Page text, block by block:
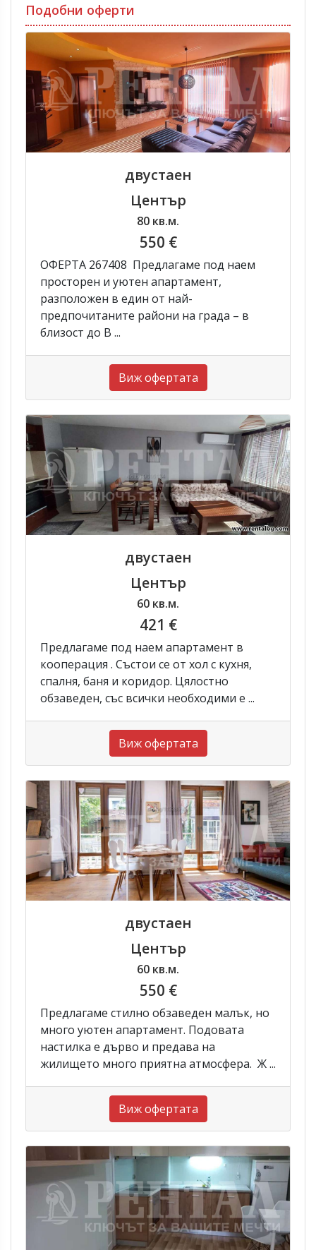
Подобни оферти
двустаен
Център
80 кв.м.
550 €
ОФЕРТА 267408 Предлагаме под наем
просторен и уютен апартамент,
разположен в един от най-
предпочитаните райони на града – в
близост до В ...
Виж офертата
двустаен
Център
60 кв.м.
421 €
Предлагаме под наем апартамент в
кооперация . Състои се от хол с кухня,
спалня, баня и коридор. Цялостно
обзаведен, със всички необходими е ...
Виж офертата
двустаен
Център
60 кв.м.
550 €
Предлагаме стилно обзаведен малък, но
много уютен апартамент. Подовата
настилка е дърво и предава на
жилището много приятна атмосфера. Ж ...
Виж офертата